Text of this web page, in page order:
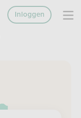
Inloggen